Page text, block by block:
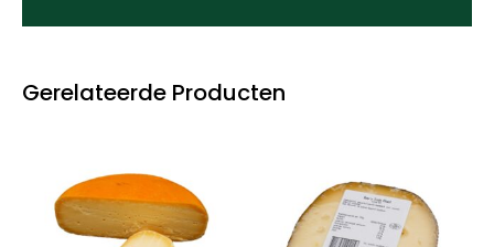
Gerelateerde Producten